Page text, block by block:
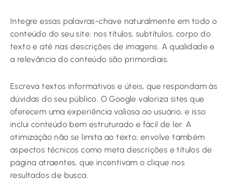
Integre essas palavras-chave naturalmente em todo o
conteúdo do seu site: nos títulos, subtítulos, corpo do
texto e até nas descrições de imagens. A qualidade e
a relevância do conteúdo são primordiais.
Escreva textos informativos e úteis, que respondam às
dúvidas do seu público. O Google valoriza sites que
oferecem uma experiência valiosa ao usuário, e isso
inclui conteúdo bem estruturado e fácil de ler. A
otimização não se limita ao texto; envolve também
aspectos técnicos como meta descrições e títulos de
página atraentes, que incentivam o clique nos
resultados de busca.